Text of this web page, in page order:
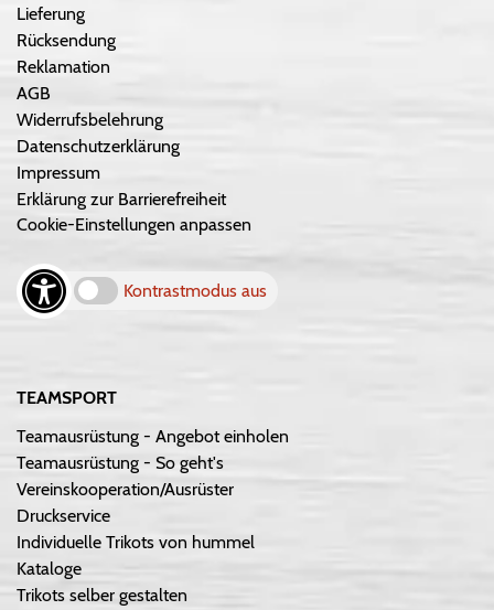
Lieferung
Rücksendung
Reklamation
AGB
Widerrufsbelehrung
Datenschutzerklärung
Impressum
Erklärung zur Barrierefreiheit
Cookie-Einstellungen anpassen
Kontrastmodus aus
TEAMSPORT
Teamausrüstung - Angebot einholen
Teamausrüstung - So geht's
Vereinskooperation/Ausrüster
Druckservice
Individuelle Trikots von hummel
Kataloge
Trikots selber gestalten